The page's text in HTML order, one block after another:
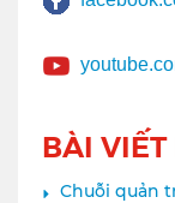
BÀI
Chuỗi quản